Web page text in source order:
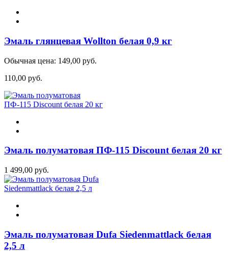
Эмаль глянцевая Wollton белая 0,9 кг
Обычная цена: 149,00 руб.
110,00 руб.
Эмаль полуматовая ПФ-115 Discount белая 20 кг
1 499,00 руб.
Эмаль полуматовая Dufa Siedenmattlack белая
2,5 л